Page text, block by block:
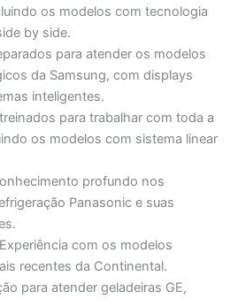
os modelos com tecnologia
by side.
para atender os modelos
da Samsung, com displays
inteligentes.
para trabalhar com toda a
os modelos com sistema linear
profundo nos
Panasonic e suas
Experiência com os modelos
recentes da Continental.
para atender geladeiras GE,